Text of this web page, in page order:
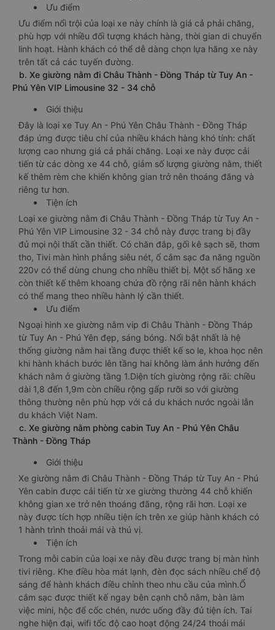
Ưu điểm
Ưu điểm nổi trội của loại xe này chính là giá cả phải chăng,
phù hợp với nhiều đối tượng khách hàng, thời gian di chuyển
linh hoạt. Hành khách có thể dễ dàng chọn lựa hãng xe này
trên tất cả các tuyến đường.
b. Xe giường nằm đi Châu Thành - Đồng Tháp từ Tuy An -
Phú Yên VIP Limousine 32 - 34 chỗ
Giới thiệu
Đây là loại xe Tuy An - Phú Yên Châu Thành - Đồng Tháp
đáp ứng được tiêu chí của nhiều khách hàng khó tính: chất
lượng cao nhưng giá cả phải chăng. Loại xe này được cải
tiến từ các dòng xe 44 chỗ, giảm số lượng giường nằm, thiết
kế thêm rèm che khiến không gian trở nên thoáng đãng và
riêng tư hơn.
Tiện ích
Loại xe giường nằm đi Châu Thành - Đồng Tháp từ Tuy An -
Phú Yên VIP Limousine 32 - 34 chỗ này được trang bị đầy
đủ mọi nội thất cần thiết. Có chăn đắp, gối kê sạch sẽ, thơm
tho, Tivi màn hình phẳng siêu nét, ổ cắm sạc đa năng nguồn
220v có thể dùng chung cho nhiều thiết bị. Một số hãng xe
còn thiết kế thêm khoang chứa đồ rộng rãi nên hành khách
có thể mang theo nhiều hành lý cần thiết.
Ưu điểm
Ngoại hình xe giường nằm vip đi Châu Thành - Đồng Tháp
từ Tuy An - Phú Yên đẹp, sáng bóng. Nổi bật nhất là hệ
thống giường nằm hai tầng được thiết kế so le, khoa học nên
khi hành khách bước lên tầng hai không làm ảnh hưởng đến
khách nằm ở giường tầng 1.Diện tích giường rộng rãi: chiều
dài 1,8 đến 1,9m còn chiều rộng gấp rưỡi so với giường
thông thường nên phù hợp với cả du khách nước ngoài lẫn
du khách Việt Nam.
c. Xe giường nằm phòng cabin Tuy An - Phú Yên Châu
Thành - Đồng Tháp
Giới thiệu
Xe giường nằm đi Châu Thành - Đồng Tháp từ Tuy An - Phú
Yên cabin được cải tiến từ xe giường thường 44 chỗ khiến
không gian xe trở nên thoáng đãng, rộng rãi hơn. Loại xe
này được tích hợp nhiều tiện ích trên xe giúp hành khách có
1 hành trình thoải mái và thú vị.
Tiện ích
Trong mỗi cabin của loại xe này đều được trang bị màn hình
tivi riêng. Khe điều hòa mát lạnh, đèn đọc sách nhiều chế độ
sáng để hành khách điều chỉnh theo nhu cầu của mình.Ổ
cắm sạc được thiết kế ngay bên cạnh chỗ nằm, bàn làm
việc mini, hộc để cốc chén, nước uống đầy đủ tiện ích. Tai
nghe hiện đại, wifi tốc độ cao hoạt động 24/24 thoải mái